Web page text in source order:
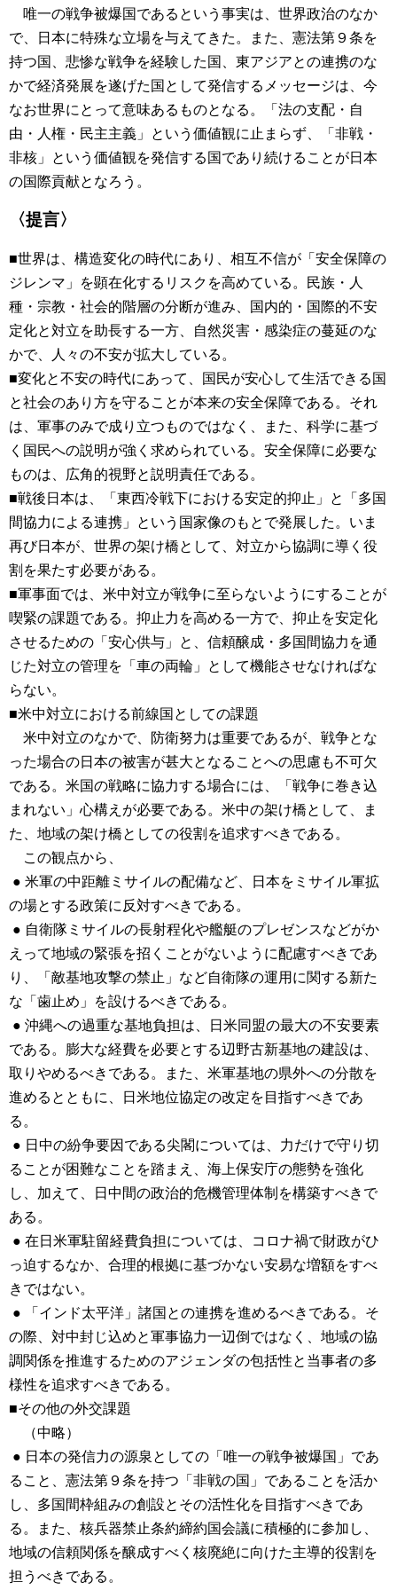
唯一の戦争被爆国であるという事実は、世界政治のなか
で、日本に特殊な立場を与えてきた。また、憲法第９条を
持つ国、悲惨な戦争を経験した国、東アジアとの連携のな
かで経済発展を遂げた国として発信するメッセージは、今
なお世界にとって意味あるものとなる。「法の支配・自
由・人権・民主主義」という価値観に止まらず、「非戦・
非核」という価値観を発信する国であり続けることが日本
の国際貢献となろう。
〈提言〉
■世界は、構造変化の時代にあり、相互不信が「安全保障の
ジレンマ」を顕在化するリスクを高めている。民族・人
種・宗教・社会的階層の分断が進み、国内的・国際的不安
定化と対立を助長する一方、自然災害・感染症の蔓延のな
かで、人々の不安が拡大している。
■変化と不安の時代にあって、国民が安心して生活できる国
と社会のあり方を守ることが本来の安全保障である。それ
は、軍事のみで成り立つものではなく、また、科学に基づ
く国民への説明が強く求められている。安全保障に必要な
ものは、広角的視野と説明責任である。
■戦後日本は、「東西冷戦下における安定的抑止」と「多国
間協力による連携」という国家像のもとで発展した。いま
再び日本が、世界の架け橋として、対立から協調に導く役
割を果たす必要がある。
■軍事面では、米中対立が戦争に至らないようにすることが
喫緊の課題である。抑止力を高める一方で、抑止を安定化
させるための「安心供与」と、信頼醸成・多国間協力を通
じた対立の管理を「車の両輪」として機能させなければな
らない。
■米中対立における前線国としての課題
米中対立のなかで、防衛努力は重要であるが、戦争とな
った場合の日本の被害が甚大となることへの思慮も不可欠
である。米国の戦略に協力する場合には、「戦争に巻き込
まれない」心構えが必要である。米中の架け橋として、ま
た、地域の架け橋としての役割を追求すべきである。
この観点から、
● 米軍の中距離ミサイルの配備など、日本をミサイル軍拡
の場とする政策に反対すべきである。
● 自衛隊ミサイルの長射程化や艦艇のプレゼンスなどがか
えって地域の緊張を招くことがないように配慮すべきであ
り、「敵基地攻撃の禁止」など自衛隊の運用に関する新た
な「歯止め」を設けるべきである。
● 沖縄への過重な基地負担は、日米同盟の最大の不安要素
である。膨大な経費を必要とする辺野古新基地の建設は、
取りやめるべきである。また、米軍基地の県外への分散を
進めるとともに、日米地位協定の改定を目指すべきであ
る。
● 日中の紛争要因である尖閣については、力だけで守り切
ることが困難なことを踏まえ、海上保安庁の態勢を強化
し、加えて、日中間の政治的危機管理体制を構築すべきで
ある。
● 在日米軍駐留経費負担については、コロナ禍で財政がひ
っ迫するなか、合理的根拠に基づかない安易な増額をすべ
きではない。
● 「インド太平洋」諸国との連携を進めるべきである。そ
の際、対中封じ込めと軍事協力一辺倒ではなく、地域の協
調関係を推進するためのアジェンダの包括性と当事者の多
様性を追求すべきである。
■その他の外交課題
（中略）
● 日本の発信力の源泉としての「唯一の戦争被爆国」であ
ること、憲法第９条を持つ「非戦の国」であることを活か
し、多国間枠組みの創設とその活性化を目指すべきであ
る。また、核兵器禁止条約締約国会議に積極的に参加し、
地域の信頼関係を醸成すべく核廃絶に向けた主導的役割を
担うべきである。